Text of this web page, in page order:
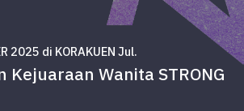
2025 di KORAKUEN Jul.
Kejuaraan Wanita STRONG